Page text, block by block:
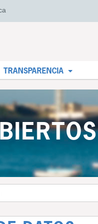
TRANSPARENCIA